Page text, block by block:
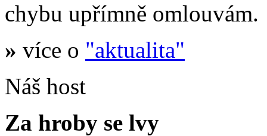
chybu upřímně omlouvám.
» více o "aktualita"
Náš host
Za hroby se lvy